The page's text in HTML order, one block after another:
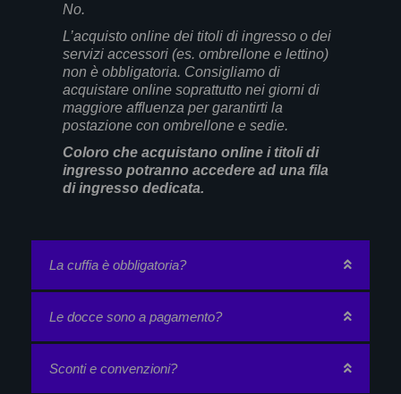
No.
L’acquisto online dei titoli di ingresso o dei
servizi accessori (es. ombrellone e lettino)
non è obbligatoria. Consigliamo di
acquistare online soprattutto nei giorni di
maggiore affluenza per garantirti la
postazione con ombrellone e sedie.
Coloro che acquistano online i titoli di
ingresso potranno accedere ad una fila
di ingresso dedicata.
La cuffia è obbligatoria?
Le docce sono a pagamento?
Sconti e convenzioni?